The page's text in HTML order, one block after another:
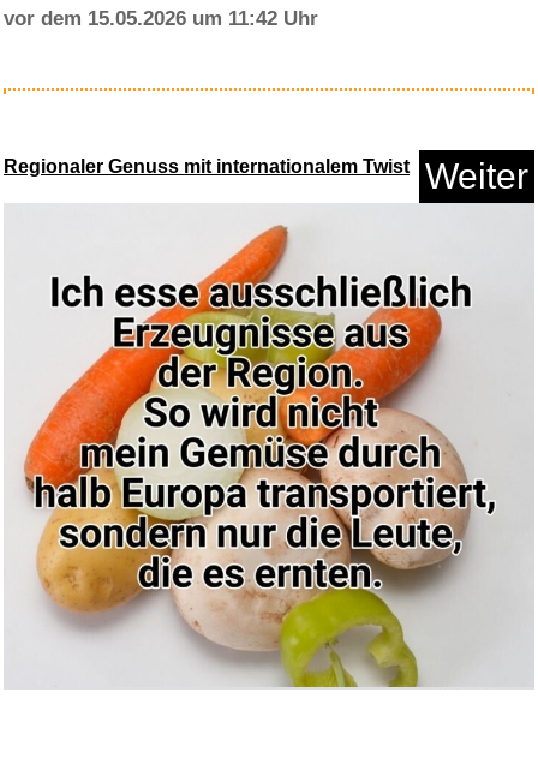
Gale Force Nine C7228 -
Dungeo...
Anzeige
vor dem 15.05.2026 um 11:42 Uhr
Regionaler Genuss mit internationalem Twist Weiter